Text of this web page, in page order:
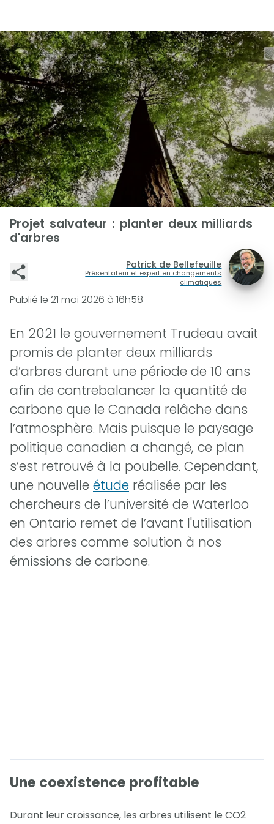
Projet salvateur : planter deux milliards
d'arbres
Patrick de Bellefeuille
Présentateur et expert en changements
climatiques
Publié le 21 mai 2026 à 16h58
En 2021 le gouvernement Trudeau avait
promis de planter deux milliards
d’arbres durant une période de 10 ans
afin de contrebalancer la quantité de
carbone que le Canada relâche dans
l’atmosphère. Mais puisque le paysage
politique canadien a changé, ce plan
s’est retrouvé à la poubelle. Cependant,
une nouvelle étude réalisée par les
chercheurs de l’université de Waterloo
en Ontario remet de l’avant l'utilisation
des arbres comme solution à nos
émissions de carbone.
Une coexistence profitable
Durant leur croissance, les arbres utilisent le CO2